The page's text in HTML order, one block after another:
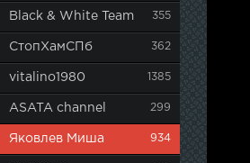
Black & White Team 355
СтопХамСПб 362
vitalino1980 1385
ASATA channel 299
Яковлев Миша 934